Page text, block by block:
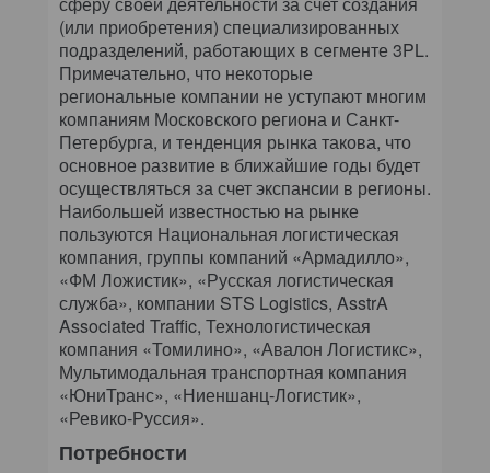
(или приобретения) специализированных
подразделений, работающих в сегменте 3PL.
Примечательно, что некоторые
региональные компании не уступают многим
компаниям Московского региона и Санкт-
Петербурга, и тенденция рынка такова, что
основное развитие в ближайшие годы будет
осуществляться за счет экспансии в регионы.
Наибольшей известностью на рынке
пользуются Национальная логистическая
компания, группы компаний «Армадилло»,
«ФМ Ложистик», «Русская логистическая
служба», компании STS Logistics, AsstrA
Associated Traffic, Технологистическая
компания «Томилино», «Авалон Логистикс»,
Мультимодальная транспортная компания
«ЮниТранс», «Ниеншанц-Логистик»,
«Ревико-Руссия».
Потребности